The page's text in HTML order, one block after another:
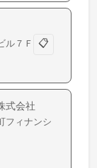
ル７Ｆ
📋
式会社
フィナンシ